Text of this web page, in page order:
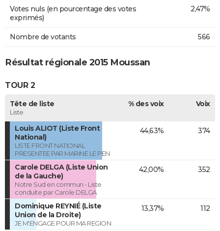
Votes nuls (en pourcentage des votes
exprimés)
2,47%
Nombre de votants 566
Résultat régionale 2015 Moussan
TOUR 2
Tête de liste
Liste
% des voix Voix
Louis ALIOT (Liste Front
National)
LISTE FRONT NATIONAL
PRESENTEE PAR MARINE LE PEN
44,63% 374
Carole DELGA (Liste Union
de la Gauche)
Notre Sud en commun - Liste
conduite par Carole DELGA
42,00% 352
Dominique REYNIÉ (Liste
Union de la Droite)
JE M'ENGAGE POUR MA REGION
13,37% 112